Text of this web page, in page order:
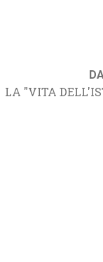
LA "VITA